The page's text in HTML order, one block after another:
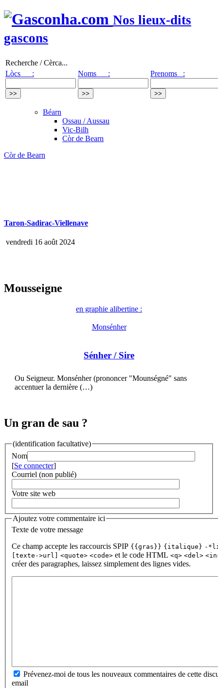
Nos lieux-dits
gascons
Recherche / Cèrca...
Lòcs :
Noms : Prenoms :
Béarn
Ossau / Aussau
Vic-Bilh
Còr de Bearn
Còr de Bearn
Taron-Sadirac-Viellenave
vendredi 16 août 2024
Mousseigne
en graphie alibertine :
Monsénher
Sénher / Sire
Ou Seigneur. Monsénher (prononcer "Mounségné" sans
accentuer la dernière (…)
Un gran de sau ?
(identification facultative)
Nom
[Se connecter]
Courriel (non publié)
Votre site web
Ajoutez votre commentaire ici
Texte de votre message
Ce champ accepte les raccourcis SPIP {{gras}} {italique} -
[texte->url]
<quote> <code> et le code HTML <q> <del>
créer des paragraphes, laissez simplement des lignes vides.
Prévenez-moi de tous les nouveaux commentaires de cette
email